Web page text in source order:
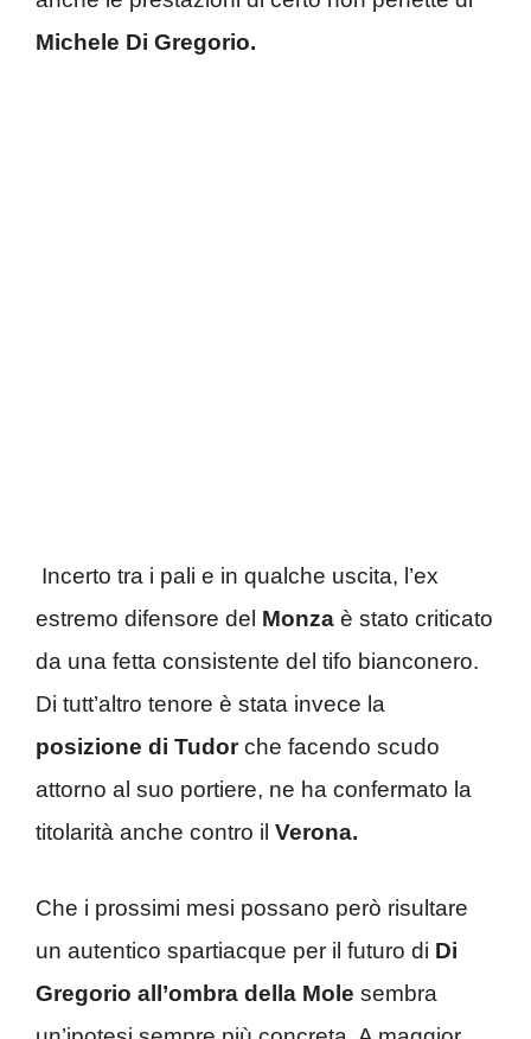
Michele Di Gregorio.
Incerto tra i pali e in qualche uscita, l’ex
estremo difensore del Monza è stato criticato
da una fetta consistente del tifo bianconero.
Di tutt’altro tenore è stata invece la
posizione di Tudorche facendo scudo
attorno al suo portiere, ne ha confermato la
titolarità anche contro il Verona.
Che i prossimi mesi possano però risultare
un autentico spartiacque per il futuro di Di
Gregorio all’ombra della Mole sembra